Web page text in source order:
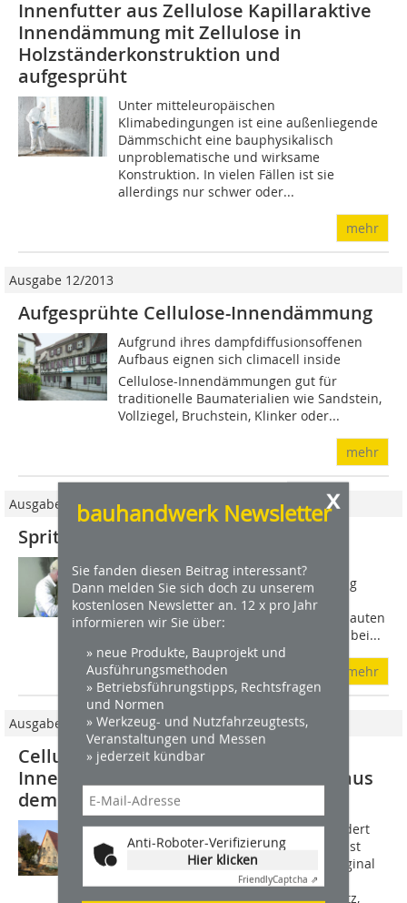
x
bauhandwerk Newsletter
Sie fanden diesen Beitrag interessant?
Dann melden Sie sich doch zu unserem
kostenlosen Newsletter an. 12 x pro Jahr
informieren wir Sie über:
» neue Produkte, Bauprojekt und
Ausführungsmethoden
» Betriebsführungstipps, Rechtsfragen
und Normen
» Werkzeug- und Nutzfahrzeugtests,
Veranstaltungen und Messen
» jederzeit kündbar
Anti-Roboter-Verifizierung
Hier klicken
FriendlyCaptcha ⇗
Innenfutter aus Zellulose Kapillaraktive
Innendämmung mit Zellulose in
Holzständerkonstruktion und
aufgesprüht
Unter mitteleuropäischen
Klimabedingungen ist eine außenliegende
Dämmschicht eine bauphysikalisch
unproblematische und wirksame
Konstruktion. In vielen Fällen ist sie
allerdings nur schwer oder...
mehr
Ausgabe 12/2013
Aufgesprühte Cellulose-Innendämmung
Aufgrund ihres dampfdiffusionsoffenen
Aufbaus eignen sich climacell inside
Cellulose-Innendämmungen gut für
traditionelle Baumaterialien wie Sandstein,
Vollziegel, Bruchstein, Klinker oder...
mehr
Ausgabe 12/2008
Spritzbare Innendämmung
Auf der BAU zeigt Isocell die neueste
Entwicklung in Sachen Innendämmung
ohne Dampfbremse: Renocell, eine
Wärmedämmung, die speziell für Alt­bauten
entwickelt wurde. Wenn zum Beispiel bei...
mehr
Ausgabe 06/2014
Cellulose auf Bruchstein gesprüht
Innendämmung für ein Bauernhaus aus
dem 18. Jahrhundert in Heuberg
Das Haus wurde etwa im 18. Jahrhundert
aus Bruchsteinmauern errichtet und ist
heute das letzte noch weitgehend original
erhaltene Bauernhaus der Ortschaft
Heuberg. Seit langem in Familienbesitz,